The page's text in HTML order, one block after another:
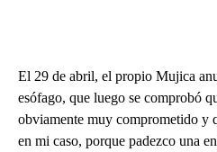
El 29 de abril, el propio Mujica
esófago, que luego se comprobó
obviamente muy comprometido y
en mi caso, porque padezco una